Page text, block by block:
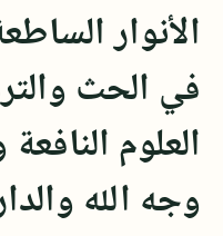
الأنوار
في الحث
العلوم
وجه الله